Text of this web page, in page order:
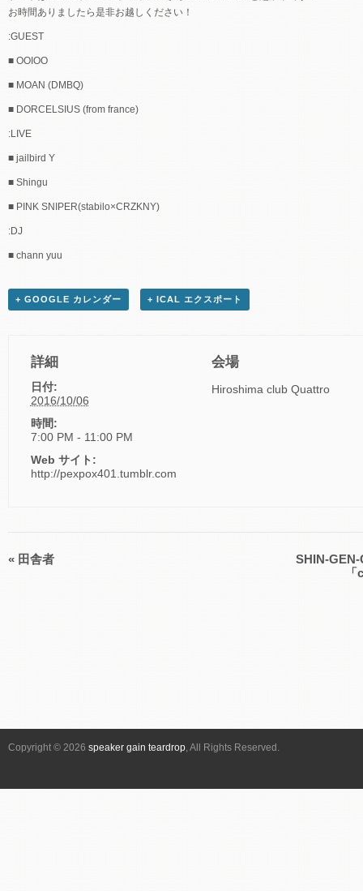
お時間ありましたら是非お越しください！
:GUEST
■ OOIOO
■ MOAN (DMBQ)
■ DORCELSIUS (from france)
:LIVE
■ jailbird Y
■ Shingu
■ PINK SNIPER(stabilo×CRZKNY)
:DJ
■ chann yuu
+ GOOGLE カレンダー + ICAL エクスポート
詳細
日付:
2016/10/06
時間:
7:00 PM - 11:00 PM
Web サイト:
http://pexpox401.tumblr.com
会場
Hiroshima club Quattro
イ
シ
ョ
« 田舎者
SHIN-
Copyright © 2026 speaker gain teardrop, All Rights Reserved.